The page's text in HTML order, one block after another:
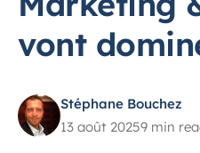
vont
Stéphane Bouchez
13 août 20259 min